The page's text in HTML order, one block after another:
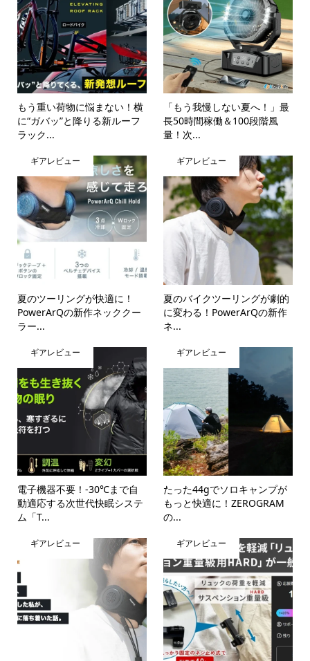
もう重い荷物に悩まない！横
に“ガバッ”と降りる新ルーフ
ラック...
「もう我慢しない夏へ！」最
長50時間稼働＆100段階風
量！次...
ギアレビュー
夏のツーリングが快適に！
PowerArQの新作ネッククー
ラー...
ギアレビュー
夏のバイクツーリングが劇的
に変わる！PowerArQの新作
ネ...
ギアレビュー
電子機器不要！-30℃まで自
動適応する次世代快眠システ
ム「T...
ギアレビュー
たった44gでソロキャンプが
もっと快適に！ZEROGRAM
の...
ギアレビュー ギアレビュー